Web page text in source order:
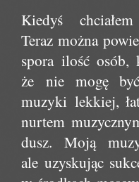
Kiedyś
Teraz można
spora ilość osób,
że nie mogę
muzyki lekkiej,
nurtem
dusz. Moją
ale uzyskując